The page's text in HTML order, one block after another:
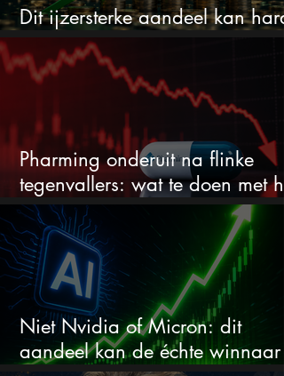
Dit ijzersterke aandeel kan hard
stijgen maar bijna niemand kijkt
Pharming onderuit na flinke
tegenvallers: wat te doen met
aandeel?
Niet Nvidia of Micron: dit
aandeel kan de échte winnaar